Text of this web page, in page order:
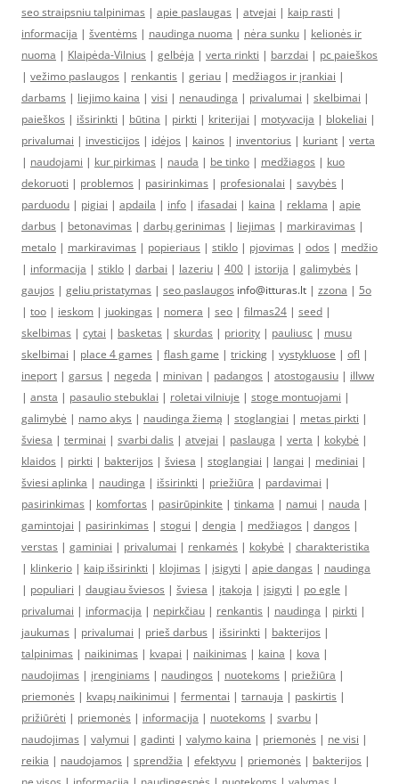
seo straipsniu talpinimas | apie paslaugas | atvejai | kaip rasti |
informacija | šventėms | naudinga nuoma | nėra sunku | kelionės ir
nuoma | Klaipėda-Vilnius | gelbėja | verta rinkti | barzdai | pc paieškos
| vežimo paslaugos | renkantis | geriau | medžiagos ir įrankiai |
darbams | liejimo kaina | visi | nenaudinga | privalumai | skelbimai |
paieškos | išsirinkti | būtina | pirkti | kriterijai | motyvacija | blokeliai |
privalumai | investicijos | idėjos | kainos | inventorius | kuriant | verta
| naudojami | kur pirkimas | nauda | be tinko | medžiagos | kuo
dekoruoti | problemos | pasirinkimas | profesionalai | savybės |
parduodu | pigiai | apdaila | info | ifasadai | kaina | reklama | apie
darbus | betonavimas | darbų gerinimas | liejimas | markiravimas |
metalo | markiravimas | popieriaus | stiklo | pjovimas | odos | medžio
| informacija | stiklo | darbai | lazeriu | 400 | istorija | galimybės |
gaujos | geliu pristatymas | seo paslaugos info@itturas.lt | zzona | 5o
| too | ieskom | juokingas | nomera | seo | filmas24 | seed |
skelbimas | cytai | basketas | skurdas | priority | pauliusc | musu
skelbimai | place 4 games | flash game | tricking | vystykluose | ofl |
ineport | garsus | negeda | minivan | padangos | atostogausiu | illww
| ansta | pasaulio stebuklai | roletai vilniuje | stoge montuojami |
galimybė | namo akys | naudinga žiemą | stoglangiai | metas pirkti |
šviesa | terminai | svarbi dalis | atvejai | paslauga | verta | kokybė |
klaidos | pirkti | bakterijos | šviesa | stoglangiai | langai | mediniai |
šviesi aplinka | naudinga | išsirinkti | priežiūra | pardavimai |
pasirinkimas | komfortas | pasirūpinkite | tinkama | namui | nauda |
gamintojai | pasirinkimas | stogui | dengia | medžiagos | dangos |
verstas | gaminiai | privalumai | renkamės | kokybė | charakteristika
| klinkerio | kaip išsirinkti | klojimas | įsigyti | apie dangas | naudinga
| populiari | daugiau šviesos | šviesa | įtakoja | įsigyti | po egle |
privalumai | informacija | nepirkčiau | renkantis | naudinga | pirkti |
jaukumas | privalumai | prieš darbus | išsirinkti | bakterijos |
talpinimas | naikinimas | kvapai | naikinimas | kaina | kova |
naudojimas | įrenginiams | naudingos | nuotekoms | priežiūra |
priemonės | kvapų naikinimui | fermentai | tarnauja | paskirtis |
prižiūrėti | priemonės | informacija | nuotekoms | svarbu |
naudojimas | valymui | gadinti | valymo kaina | priemonės | ne visi |
reikia | naudojamos | sprendžia | efektyvu | priemonės | bakterijos |